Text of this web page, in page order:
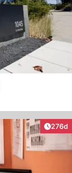
276d